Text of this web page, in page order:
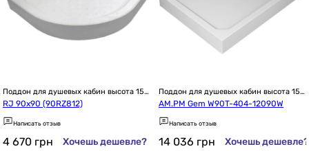
Поддон для душевых кабин высота 15
см / 150 мм
RJ 90x90 (90RZ812)
Написать отзыв
4 670 грн Хочешь дешевле?
Поддон для душевых кабин высота 15
см / 150 мм
AM.PM Gem W90T-404-12090W
Написать отзыв
14 036 грн Хочешь дешевле?